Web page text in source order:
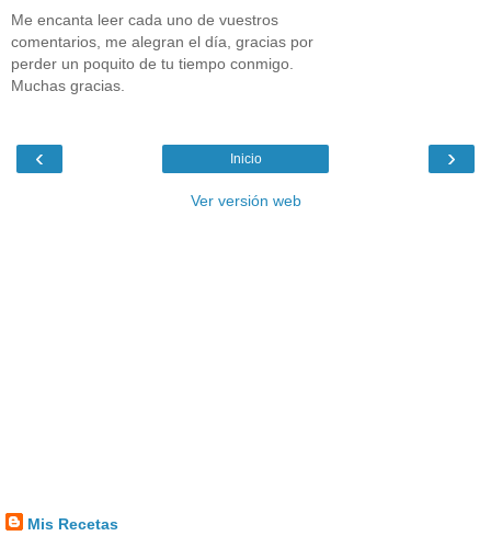
Me encanta leer cada uno de vuestros
comentarios, me alegran el día, gracias por
perder un poquito de tu tiempo conmigo.
Muchas gracias.
‹ ›
Inicio
Ver versión web
Mis Recetas